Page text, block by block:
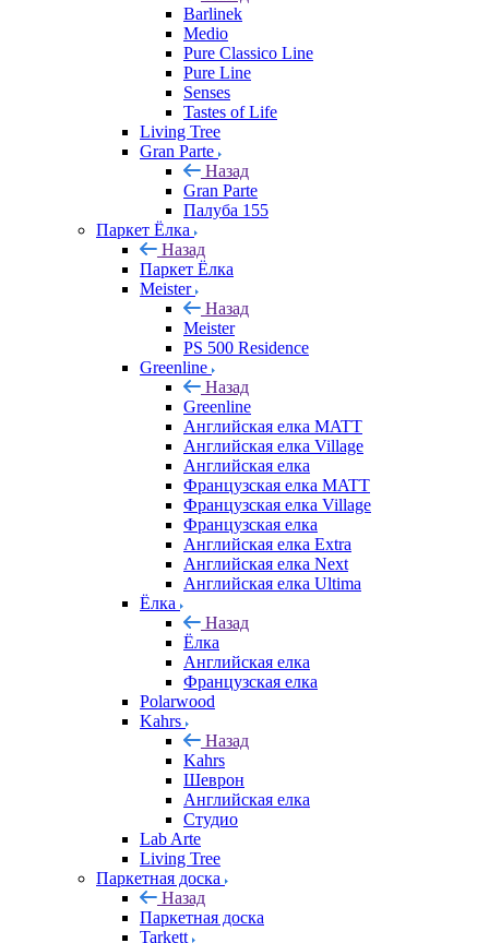
Barlinek
Medio
Pure Classico Line
Pure Line
Senses
Tastes of Life
Living Tree
Gran Parte
Назад
Gran Parte
Палуба 155
Паркет Ёлка
Назад
Паркет Ёлка
Meister
Назад
Meister
PS 500 Residence
Greenline
Назад
Greenline
Английская елка MATT
Английская елка Village
Английская елка
Французская елка MATT
Французская елка Village
Французская елка
Английская елка Extra
Английская елка Next
Английская елка Ultima
Ёлка
Назад
Ёлка
Английская елка
Французская елка
Polarwood
Kahrs
Назад
Kahrs
Шеврон
Английская елка
Студио
Lab Arte
Living Tree
Паркетная доска
Назад
Паркетная доска
Tarkett